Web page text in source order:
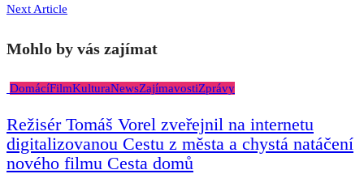
Next Article
Mohlo by vás zajímat
DomácíFilmKulturaNewsZajímavostiZprávy
Režisér Tomáš Vorel zveřejnil na internetu
digitalizovanou Cestu z města a chystá natáčení
nového filmu Cesta domů